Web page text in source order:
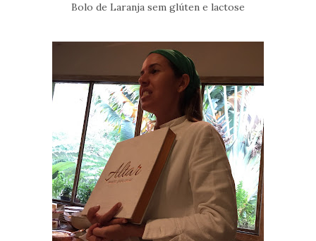
Bolo de Laranja sem glúten e lactose